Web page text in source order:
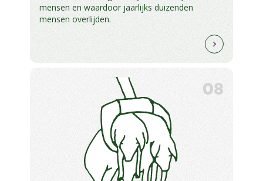
mensen en waardoor jaarlijks duizenden
mensen overlijden.
08